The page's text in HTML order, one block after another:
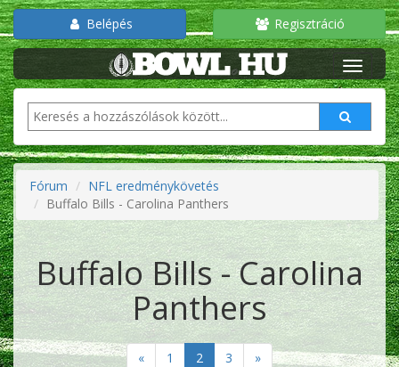
Belépés Regisztráció
Fórum
NFL eredménykövetés
Buffalo Bills - Carolina Panthers
Buffalo Bills - Carolina
Panthers
« 1 2 3 »